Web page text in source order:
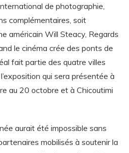
de photographie,
complémentaires, soit
américain Will Steacy, Regards
le cinéma crée des ponts de
fait partie des quatre villes
qui sera présentée à
au 20 octobre et à Chicoutimi
aurait été impossible sans
mobilisés à soutenir la